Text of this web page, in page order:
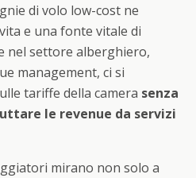
di volo low-cost ne
e una fonte vitale di
nel settore alberghiero,
management, ci si
tariffe della camera senza
le revenue da servizi
mirano non solo a